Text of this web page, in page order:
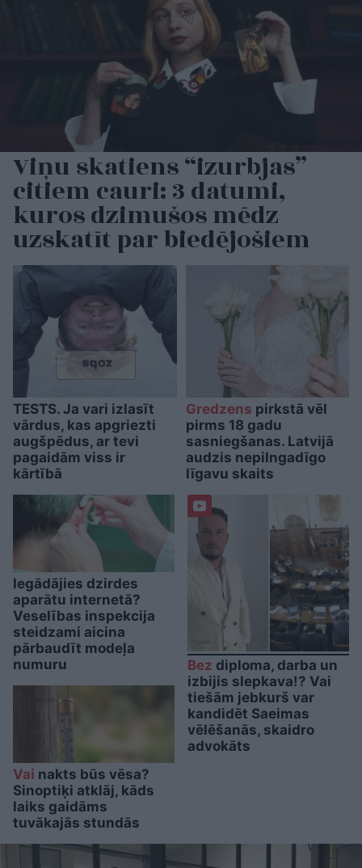
Viņu skatiens “izurbjas”
citiem cauri: 3 datumi,
kuros dzimušos mēdz
uzskatīt par biedējošiem
TESTS. Ja vari izlasīt
vārdus, kas apgriezti
augšpēdus, ar tevi
pagaidām viss ir
kārtībā
Gredzens pirkstā vēl
pirms 18 gadu
sasniegšanas. Latvijā
audzis nepilngadīgo
līgavu skaits
Iegādājies dzirdes
aparātu internetā?
Veselības inspekcija
steidzami aicina
pārbaudīt modeļa
numuru
Vai nakts būs vēsa?
Sinoptiķi atklāj, kāds
laiks gaidāms
tuvākajās stundās
Bez diploma, darba un
izbijis slepkava!? Vai
tiešām jebkurš var
kandidēt Saeimas
vēlēšanās, skaidro
advokāts